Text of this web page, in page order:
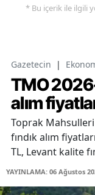
* Bu içerik ile ilgili
Gazetecin |
TMO
alım
Toprak
fındık alım
TL, Levant kalite
YAYINLAMA: 06 Ağustos